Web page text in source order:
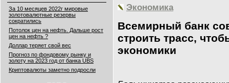
За 10 месяцев 2022г мировые
золотовалютные резервы
сократились
Потолок цен на нефть. Дальше рост
цен на нефть ?
Доллар теряет свой вес
Прогноз по фондовому рынку и
золоту на 2023 год от банка UBS
Криптовалюты заметно подросли
Экономика
Всемирный банк
строить трасс,
экономики